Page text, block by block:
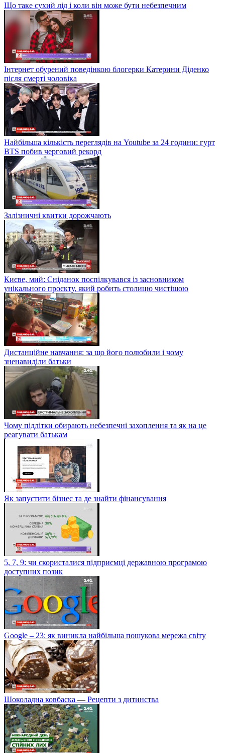
Що таке сухий лід і коли він може бути небезпечним
Інтернет обурений поведінкою блогерки Катерини Діденко
після смерті чоловіка
Найбільша кількість переглядів на Youtube за 24 години: гурт
BTS побив черговий рекорд
Залізничні квитки дорожчають
Києве, мий: Сніданок поспілкувався із засновником
унікального проєкту, який робить столицю чистішою
Дистанційне навчання: за що його полюбили і чому
зненавиділи батьки
Чому підлітки обирають небезпечні захоплення та як на це
реагувати батькам
Як запустити бізнес та де знайти фінансування
5, 7, 9: чи скористалися підприємці державною програмою
доступних позик
Google – 23: як виникла найбільша пошукова мережа світу
Шоколадна ковбаска — Рецепти з дитинства